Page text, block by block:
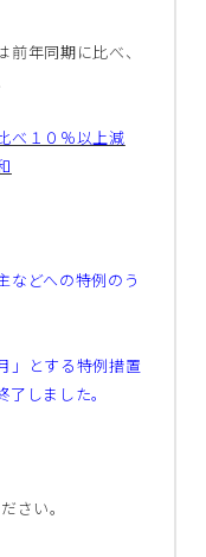
期に比べ、
べ１０％以上減
どへの特例のう
とする特例措置
しました。
い。